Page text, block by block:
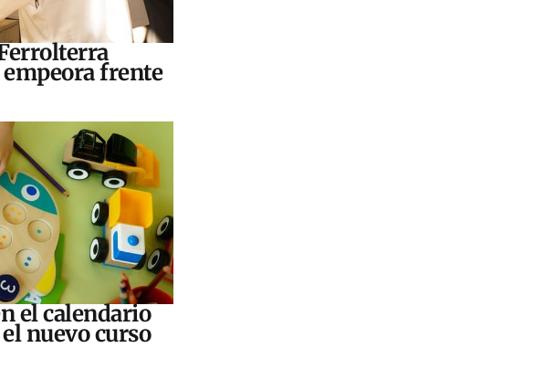
frente
el calendario
nuevo curso